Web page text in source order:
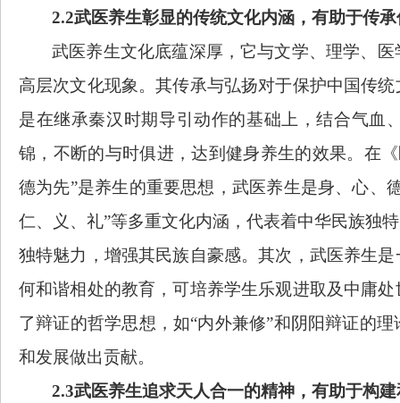
2.2武医养生彰显的传统文化内涵，有助于传
武医养生文化底蕴深厚，它与文学、理学、
高层次文化现象。其传承与弘扬对于保护中国传
是在继承秦汉时期导引动作的基础上，结合气血
锦，不断的与时俱进，达到健身养生的效果。在
德为先”是养生的重要思想，武医养生是身、心、
仁、义、礼”等多重文化内涵，代表着中华民族独
独特魅力，增强其民族自豪感。其次，武医养生
何和谐相处的教育，可培养学生乐观进取及中庸
了辩证的哲学思想，如“内外兼修”和阴阳辩证的
和发展做出贡献。
2.3武医养生追求天人合一的精神，有助于构